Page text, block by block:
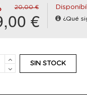
20,00 €
€ ¿Qué
SIN STOCK